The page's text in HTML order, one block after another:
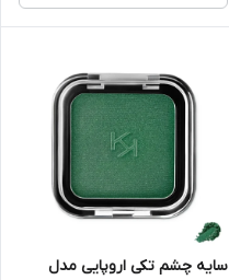
سایه چشم تکی اروپایی مدل